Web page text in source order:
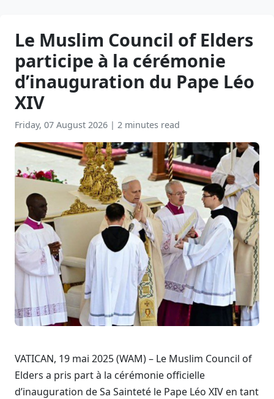
Le Muslim Council of Elders
participe à la cérémonie
d’inauguration du Pape Léo
XIV
Friday, 07 August 2026 | 2 minutes read
VATICAN, 19 mai 2025 (WAM) – Le Muslim Council of
Elders a pris part à la cérémonie officielle
d’inauguration de Sa Sainteté le Pape Léo XIV en tant